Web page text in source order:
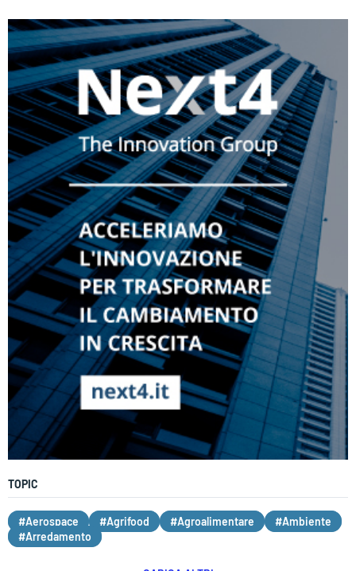
TOPIC
#Aerospace #Agrifood #Agroalimentare
#Ambiente
#Arredamento